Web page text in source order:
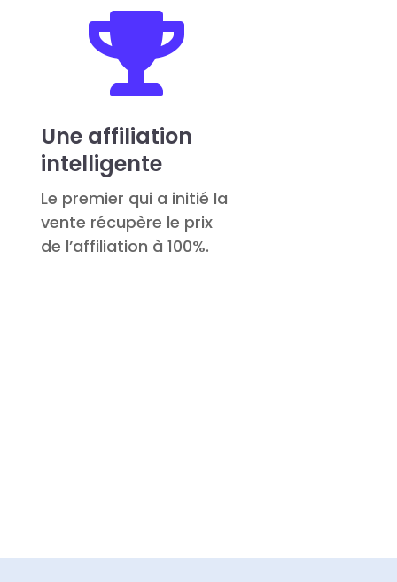

Une affiliation
intelligente
Le premier qui a initié la
vente récupère le prix
de l’affiliation à 100%.